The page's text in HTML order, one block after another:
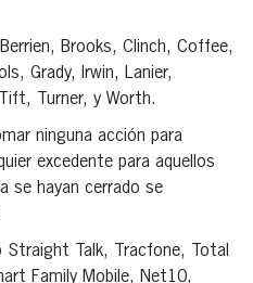
Brooks, Clinch, Coffee,
Grady, Irwin, Lanier,
Turner, y Worth.
ninguna acción para
excedente para aquellos
se hayan cerrado se
Straight Talk, Tracfone, Total
Family Mobile, Net10,